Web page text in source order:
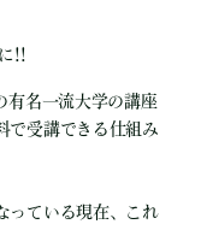
!!
有名一流大学の講座
で受講できる仕組み
っている現在、これ